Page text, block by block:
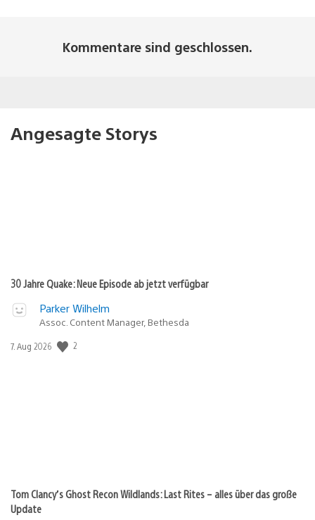
Kommentare sind geschlossen.
Angesagte Storys
30 Jahre Quake: Neue Episode ab jetzt verfügbar
Parker Wilhelm
Assoc. Content Manager, Bethesda
Veröffentlichungsdatum:
7. Aug 2026 2
Tom Clancy’s Ghost Recon Wildlands: Last Rites – alles über das große
Update